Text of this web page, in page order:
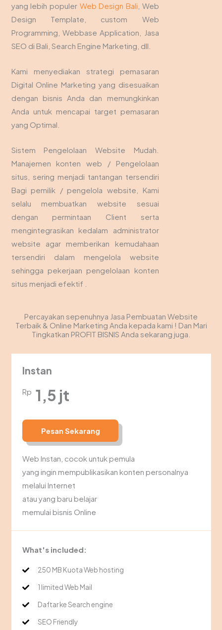
yang lebih populer Web Design Bali , Web
Design Template, custom Web
Programming, Webbase Application, Jasa
SEO di Bali, Search Engine Marketing, dll.
Kami menyediakan strategi pemasaran
Digital Online Marketing yang disesuaikan
dengan bisnis Anda dan memungkinkan
Anda untuk mencapai target pemasaran
yang Optimal.
Sistem Pengelolaan Website Mudah.
Manajemen konten web / Pengelolaan
situs, sering menjadi tantangan tersendiri
Bagi pemilik / pengelola website, Kami
selalu membuatkan website sesuai
dengan permintaan Client serta
mengintegrasikan kedalam administrator
website agar memberikan kemudahaan
tersendiri dalam mengelola website
sehingga pekerjaan pengelolaan konten
situs menjadi efektif .
Percayakan sepenuhnya Jasa Pembuatan Website
Terbaik & Online Marketing Anda kepada kami ! Dan Mari
Tingkatkan PROFIT BISNIS Anda sekarang juga.
Instan
Rp 1,5 jt
Pesan Sekarang
Web Instan, cocok untuk pemula
yang ingin mempublikasikan konten personalnya
melalui Internet
atau yang baru belajar
memulai bisnis Online
What's included:
250 MB Kuota Web hosting
1 limited Web Mail
Daftar ke Search engine
SEO Friendly